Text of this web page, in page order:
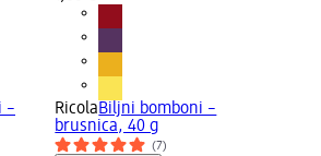
–
RicolaBiljni bomboni –
brusnica, 40 g
(7)